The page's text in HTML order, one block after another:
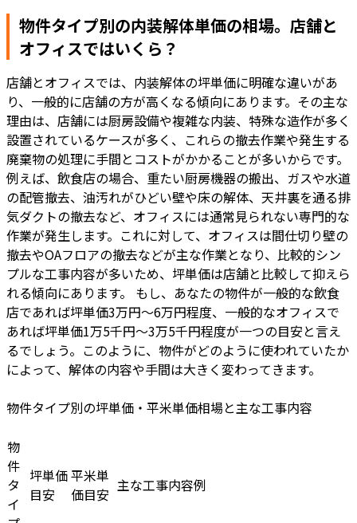
物件タイプ別の内装解体単価の相場。店舗と
オフィスではいくら？
店舗とオフィスでは、内装解体の坪単価に明確な違いがあ
り、一般的に店舗の方が高くなる傾向にあります。その主な
理由は、店舗には厨房設備や複雑な内装、特殊な造作が多く
設置されているケースが多く、これらの撤去作業や発生する
廃棄物の処理に手間とコストがかかることが多いからです。
例えば、飲食店の場合、重たい厨房機器の搬出、ガスや水道
の配管撤去、油汚れがひどい壁や床の解体、天井裏を通る排
気ダクトの撤去など、オフィスには通常見られない専門的な
作業が発生します。これに対して、オフィスは間仕切り壁の
撤去やOAフロアの撤去などが主な作業となり、比較的シン
プルな工事内容が多いため、坪単価は店舗と比較して抑えら
れる傾向にあります。 もし、あなたの物件が一般的な飲食
店であれば坪単価3万円～6万円程度、一般的なオフィスで
あれば坪単価1万5千円～3万5千円程度が一つの目安と言え
るでしょう。このように、物件がどのように使われていたか
によって、解体の内容や手間は大きく変わってきます。
物件タイプ別の坪単価・平米単価相場と主な工事内容
物
件
タ
イ
坪単価
目安
平米単
価目安 主な工事内容例